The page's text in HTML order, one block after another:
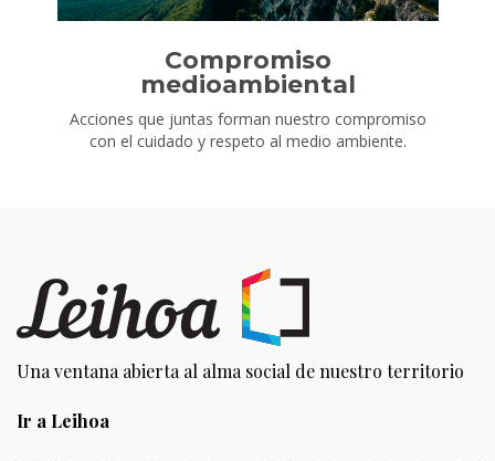
Compromiso
medioambiental
Acciones que juntas forman nuestro compromiso
con el cuidado y respeto al medio ambiente.
Una ventana abierta al alma social de nuestro territorio
Ir a Leihoa